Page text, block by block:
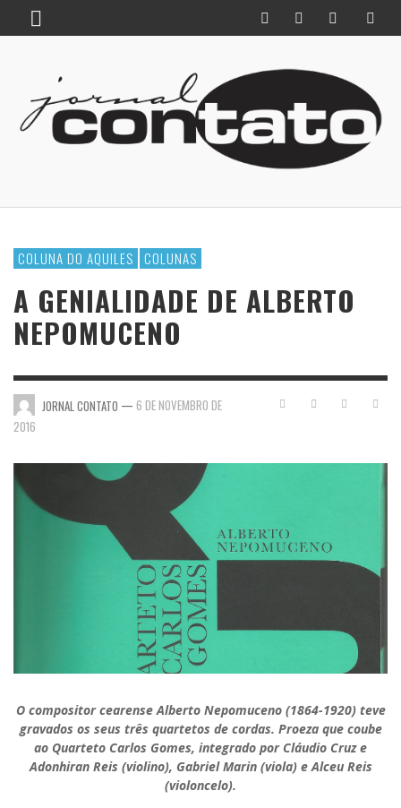
COLUNA DO AQUILES COLUNAS
A GENIALIDADE DE ALBERTO
NEPOMUCENO
JORNAL CONTATO — 6 DE NOVEMBRO DE
2016
O compositor cearense Alberto Nepomuceno (1864-1920) teve
gravados os seus três quartetos de cordas. Proeza que coube
ao Quarteto Carlos Gomes, integrado por Cláudio Cruz e
Adonhiran Reis (violino), Gabriel Marin (viola) e Alceu Reis
(violoncelo).